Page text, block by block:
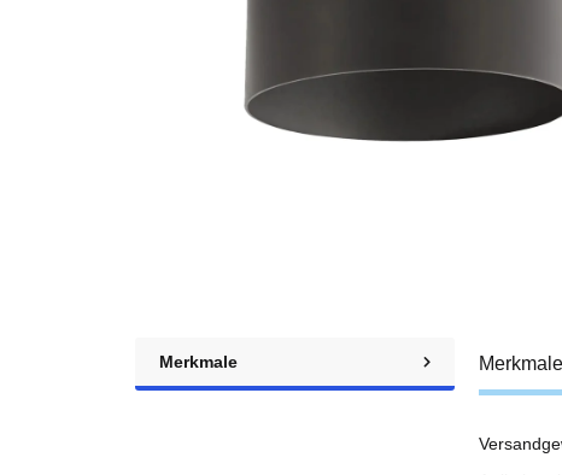
Merkmale Merkmale
Wert